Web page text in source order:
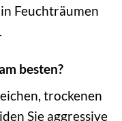
Feuchträumen
besten?
trockenen
Sie aggressive